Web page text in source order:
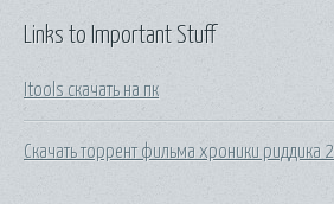
Links to Important Stuff
Itools скачать на пк
Скачать торрент фильма хроники риддика 2